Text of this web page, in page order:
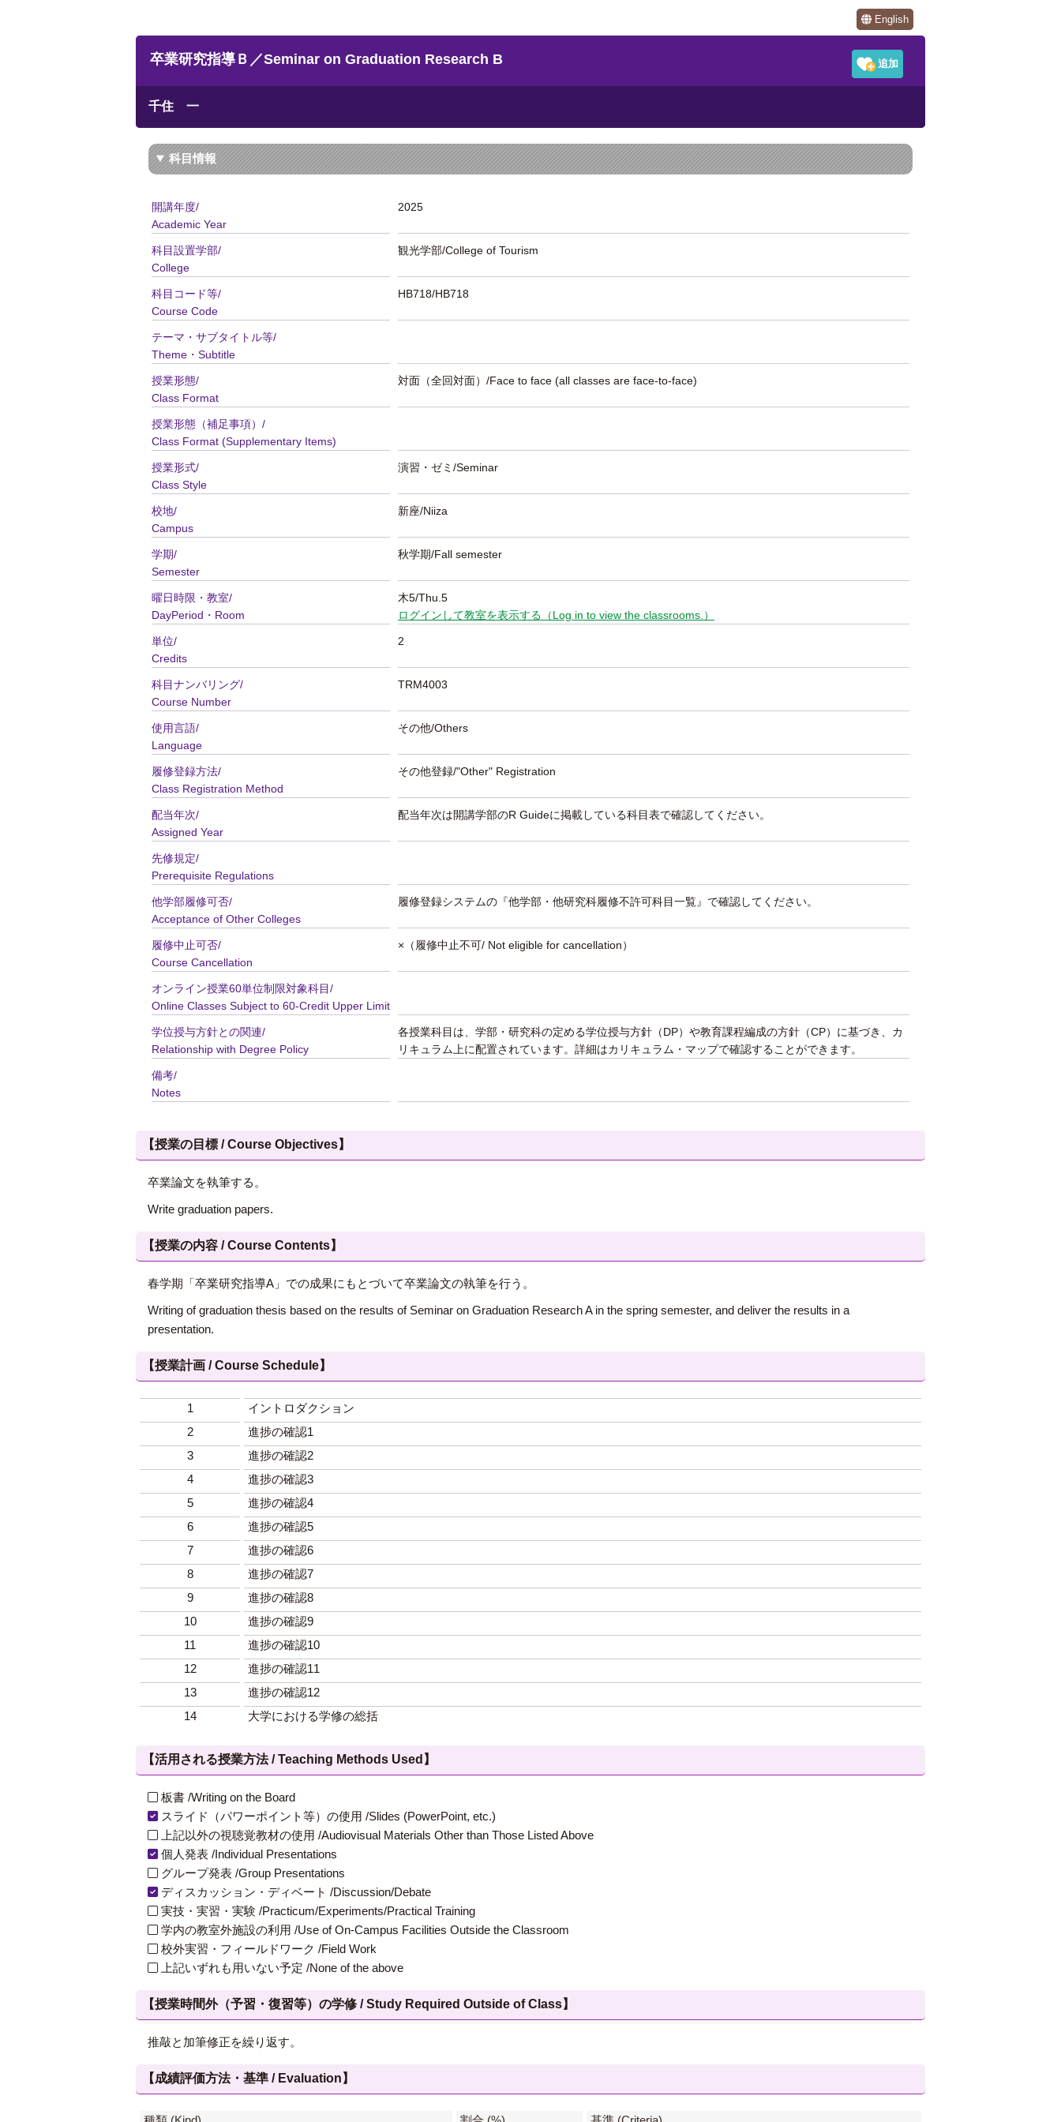
English
卒業研究指導Ｂ／Seminar on Graduation Research B
千住 一
科目情報
開講年度/
Academic Year
2025
科目設置学部/
College
観光学部/College of Tourism
科目コード等/
Course Code
HB718/HB718
テーマ・サブタイトル等/
Theme・Subtitle
授業形態/
Class Format
対面（全回対面）/Face to face (all classes are face-to-face)
授業形態（補足事項）/
Class Format (Supplementary Items)
授業形式/
Class Style
演習・ゼミ/Seminar
校地/
Campus
新座/Niiza
学期/
Semester
秋学期/Fall semester
曜日時限・教室/
DayPeriod・Room
木5/Thu.5
ログインして教室を表示する（Log in to view the classrooms.）
単位/
Credits
2
科目ナンバリング/
Course Number
TRM4003
使用言語/
Language
その他/Others
履修登録方法/
Class Registration Method
その他登録/"Other" Registration
配当年次/
Assigned Year
配当年次は開講学部のR Guideに掲載している科目表で確認してください。
先修規定/
Prerequisite Regulations
他学部履修可否/
Acceptance of Other Colleges
履修登録システムの『他学部・他研究科履修不許可科目一覧』で確認してください。
履修中止可否/
Course Cancellation
×（履修中止不可/ Not eligible for cancellation）
オンライン授業60単位制限対象科目/
Online Classes Subject to 60-Credit Upper Limit
学位授与方針との関連/
Relationship with Degree Policy
各授業科目は、学部・研究科の定める学位授与方針（DP）や教育課程編成の方針（CP）に基づき、カ
リキュラム上に配置されています。詳細はカリキュラム・マップで確認することができます。
備考/
Notes
【授業の目標 / Course Objectives】
卒業論文を執筆する。
Write graduation papers.
【授業の内容 / Course Contents】
春学期「卒業研究指導A」での成果にもとづいて卒業論文の執筆を行う。
Writing of graduation thesis based on the results of Seminar on Graduation Research A in the spring semester, and deliver the results in a
presentation.
【授業計画 / Course Schedule】
1
イントロダクション
2
進捗の確認1
3
進捗の確認2
4
進捗の確認3
5
進捗の確認4
6
進捗の確認5
7
進捗の確認6
8
進捗の確認7
9
進捗の確認8
10
進捗の確認9
11
進捗の確認10
12
進捗の確認11
13
進捗の確認12
14
大学における学修の総括
【活用される授業方法 / Teaching Methods Used】
板書 /Writing on the Board
スライド（パワーポイント等）の使用 /Slides (PowerPoint, etc.)
上記以外の視聴覚教材の使用 /Audiovisual Materials Other than Those Listed Above
個人発表 /Individual Presentations
グループ発表 /Group Presentations
ディスカッション・ディベート /Discussion/Debate
実技・実習・実験 /Practicum/Experiments/Practical Training
学内の教室外施設の利用 /Use of On-Campus Facilities Outside the Classroom
校外実習・フィールドワーク /Field Work
上記いずれも用いない予定 /None of the above
【授業時間外（予習・復習等）の学修 / Study Required Outside of Class】
推敲と加筆修正を繰り返す。
【成績評価方法・基準 / Evaluation】